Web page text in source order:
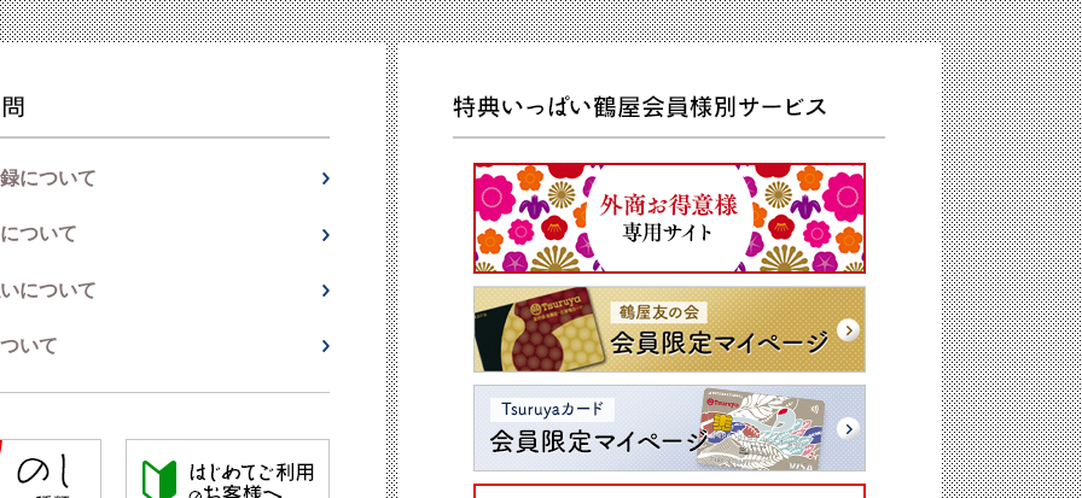
について
ついて
について
いて